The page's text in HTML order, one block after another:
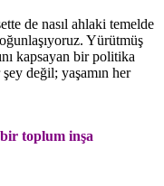
de nasıl ahlaki temelde
Yürütmüş
kapsayan bir politika
değil; yaşamın her
toplum inşa